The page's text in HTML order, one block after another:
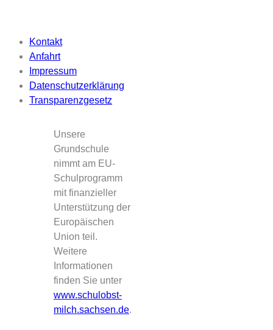
Kontakt
Anfahrt
Impressum
Datenschutzerklärung
Transparenzgesetz
Unsere
Grundschule
nimmt am EU-
Schulprogramm
mit finanzieller
Unterstützung der
Europäischen
Union teil.
Weitere
Informationen
finden Sie unter
www.schulobst-
milch.sachsen.de.